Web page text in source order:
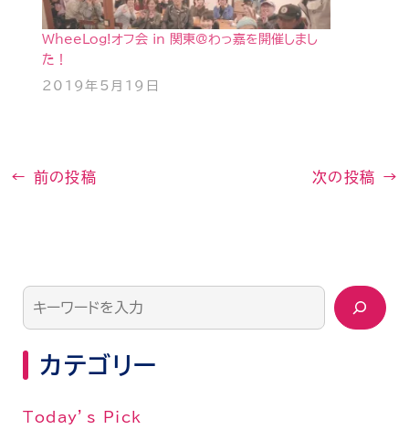
WheeLog!オフ会 in 関東@わっ嘉を開催しまし
た！
2019年5月19日
← 前の投稿 次の投稿 →
カテゴリー
Today’s Pick